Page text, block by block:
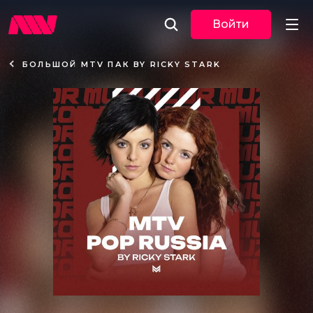
Музыка
По трекам
По жанрам
Плейлисты
Event
Войти
БОЛЬШОЙ MTV ПАК BY RICKY STARK